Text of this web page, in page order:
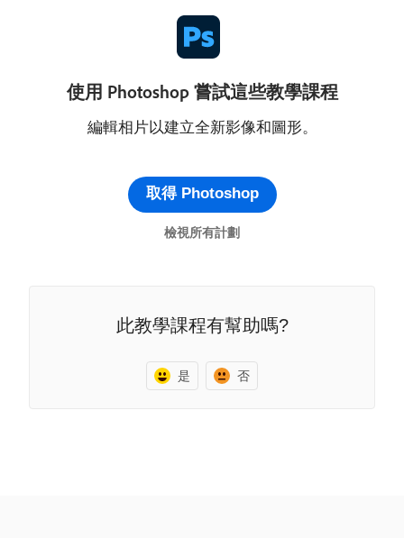
使用 Photoshop 嘗試這些教學課程
編輯相片以建立全新影像和圖形。
取得 Photoshop
檢視所有計劃
此教學課程有幫助嗎?
是 否